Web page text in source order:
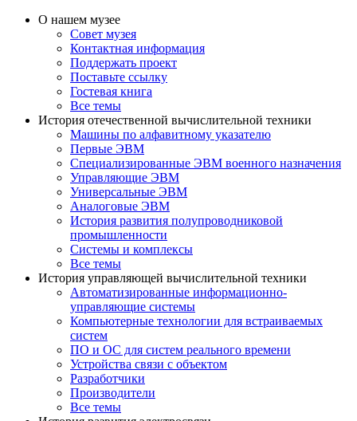
О нашем музее
Совет музея
Контактная информация
Поддержать проект
Поставьте ссылку
Гостевая книга
Все темы
История отечественной вычислительной техники
Машины по алфавитному указателю
Первые ЭВМ
Специализированные ЭВМ военного назначения
Управляющие ЭВМ
Универсальные ЭВМ
Аналоговые ЭВМ
История развития полупроводниковой
промышленности
Системы и комплексы
Все темы
История управляющей вычислительной техники
Автоматизированные информационно-
управляющие системы
Компьютерные технологии для встраиваемых
систем
ПО и ОС для систем реального времени
Устройства связи с объектом
Разработчики
Производители
Все темы